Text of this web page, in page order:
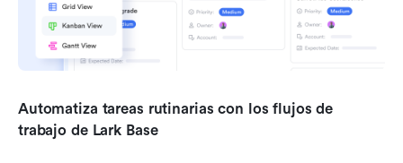
Automatiza tareas rutinarias con los flujos de
trabajo de Lark Base